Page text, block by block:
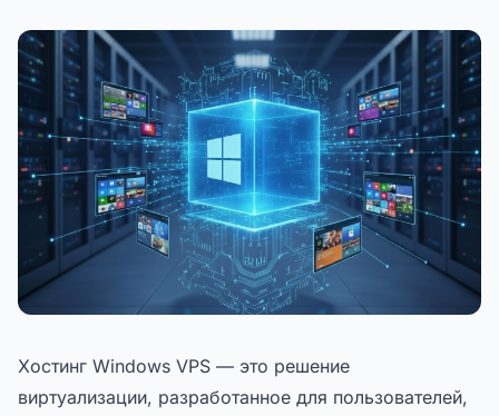
Хостинг Windows VPS — это решение
виртуализации, разработанное для пользователей,